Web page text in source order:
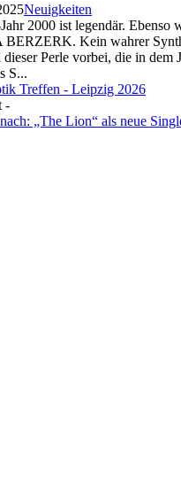
Neuigkeiten
2000 ist legendär. Ebenso
Kein wahrer
Perle vorbei, die in dem
S...
-